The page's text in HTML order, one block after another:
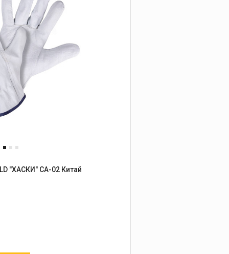
монтажные и другие виды работ
Перчатки кожаные FOXWELD "ХАСКИ" СА-02 Китай